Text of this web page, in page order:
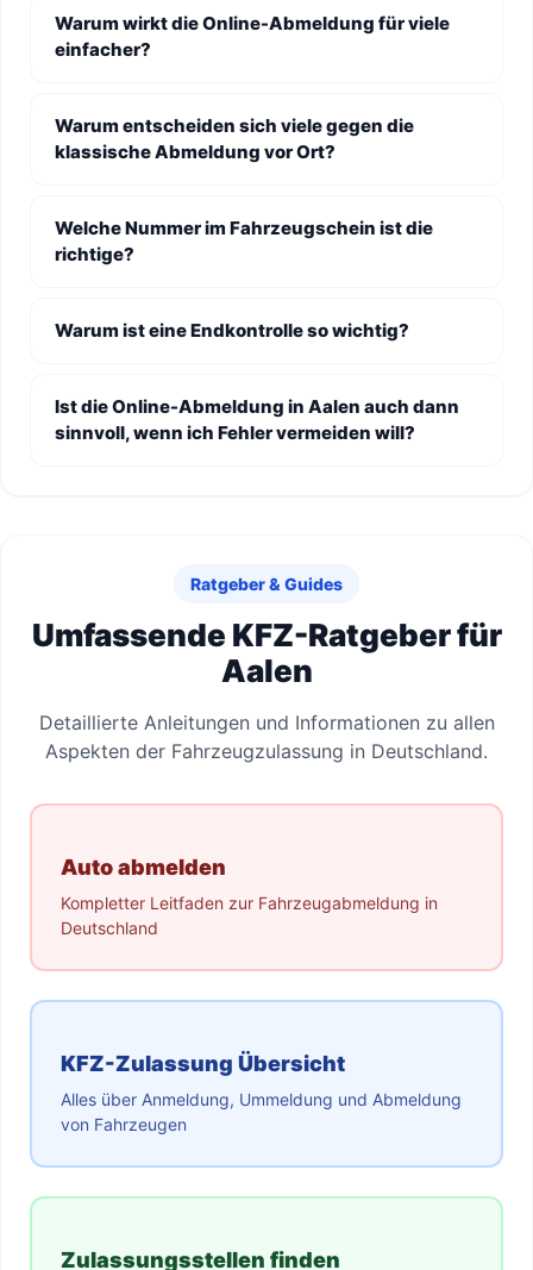
Warum wirkt die Online-Abmeldung für viele
einfacher?
Warum entscheiden sich viele gegen die
klassische Abmeldung vor Ort?
Welche Nummer im Fahrzeugschein ist die
richtige?
Warum ist eine Endkontrolle so wichtig?
Ist die Online-Abmeldung in Aalen auch dann
sinnvoll, wenn ich Fehler vermeiden will?
Ratgeber & Guides
Umfassende KFZ-Ratgeber für
Aalen
Detaillierte Anleitungen und Informationen zu allen
Aspekten der Fahrzeugzulassung in Deutschland.
Auto abmelden
Kompletter Leitfaden zur Fahrzeugabmeldung in
Deutschland
KFZ-Zulassung Übersicht
Alles über Anmeldung, Ummeldung und Abmeldung
von Fahrzeugen
Zulassungsstellen finden